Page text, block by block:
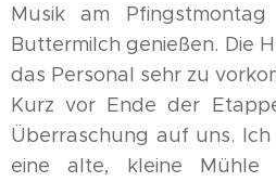
Musik am
Buttermilch genießen. Die
das Personal sehr zu
Kurz vor Ende der
Überraschung auf uns.
eine alte, kleine